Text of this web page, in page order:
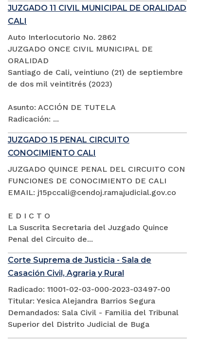
JUZGADO 11 CIVIL MUNICIPAL DE ORALIDAD
CALI
Auto Interlocutorio No. 2862
JUZGADO ONCE CIVIL MUNICIPAL DE
ORALIDAD
Santiago de Cali, veintiuno (21) de septiembre
de dos mil veintitrés (2023)
Asunto: ACCIÓN DE TUTELA
Radicación: ...
JUZGADO 15 PENAL CIRCUITO
CONOCIMIENTO CALI
JUZGADO QUINCE PENAL DEL CIRCUITO CON
FUNCIONES DE CONOCIMIENTO DE CALI
EMAIL: j15pccali@cendoj.ramajudicial.gov.co
E D I C T O
La Suscrita Secretaria del Juzgado Quince
Penal del Circuito de...
Corte Suprema de Justicia - Sala de
Casación Civil, Agraria y Rural
Radicado: 11001-02-03-000-2023-03497-00
Titular: Yesica Alejandra Barrios Segura
Demandados: Sala Civil - Familia del Tribunal
Superior del Distrito Judicial de Buga